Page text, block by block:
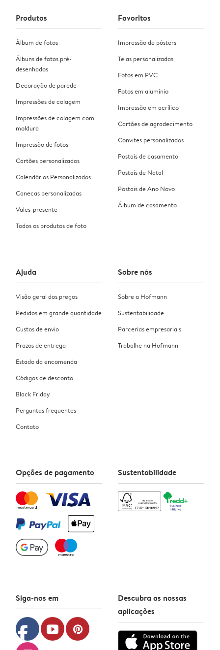
Produtos
Álbum de fotos
Álbuns de fotos pré-
desenhados
Decoração de parede
Impressões de colagem
Impressões de colagem com
moldura
Impressão de fotos
Cartões personalizados
Calendários Personalizados
Canecas personalizadas
Vales-presente
Todos os produtos de foto
Favoritos
Impressão de pósters
Telas personalizadas
Fotos em PVC
Fotos em alumínio
Impressão em acrílico
Cartões de agradecimento
Convites personalizados
Postais de casamento
Postais de Natal
Postais de Ano Novo
Álbum de casamento
Ajuda
Visão geral dos preços
Pedidos em grande quantidade
Custos de envio
Prazos de entrega
Estado da encomenda
Códigos de desconto
Black Friday
Perguntas frequentes
Contato
Sobre nós
Sobre a Hofmann
Sustentabilidade
Parcerias empresariais
Trabalhe na Hofmann
Opções de pagamento Sustentabilidade
Siga-nos em
facebook youtube pinterest
Descubra as nossas
aplicações